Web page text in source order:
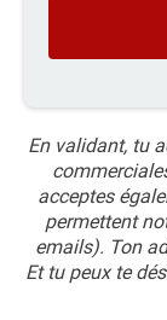
En validant, tu
acceptes
permettent
emails). Ton
Et tu peux te